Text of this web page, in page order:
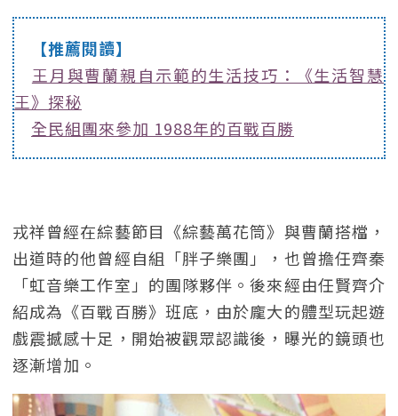
【推薦閱讀】
王月與曹蘭親自示範的生活技巧：《生活智慧
王》探秘
全民組團來參加 1988年的百戰百勝
戎祥曾經在綜藝節目《綜藝萬花筒》與曹蘭搭檔，
出道時的他曾經自組「胖子樂團」，也曾擔任齊秦
「虹音樂工作室」的團隊夥伴。後來經由任賢齊介
紹成為《百戰百勝》班底，由於龐大的體型玩起遊
戲震撼感十足，開始被觀眾認識後，曝光的鏡頭也
逐漸增加。